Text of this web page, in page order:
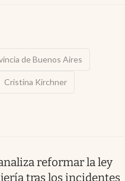
de Buenos Aires
Cristina Kirchner
reformar la ley
tras los incidentes